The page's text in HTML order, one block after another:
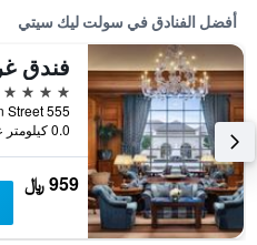
أفضل الفنادق في سولت ليك سيتي
5 نجوم
0.0 كيلومتر عن وسط المدينة
959 ﷼